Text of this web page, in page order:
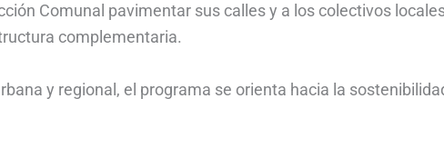
Comunal pavimentar sus calles y a los colectivos
complementaria.
y regional, el programa se orienta hacia la